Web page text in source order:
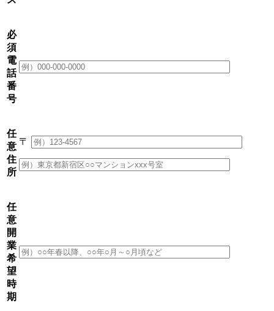
必
須
電
話
番
号
任
意
住
所
〒
任
意
開
業
希
望
時
期